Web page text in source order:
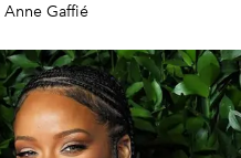
de sa marque
"Don't Be Dump", A$AP
d'icône pour s'imposer
mondial.
Gaffié